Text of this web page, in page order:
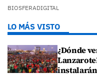
BIOSFERADIGITAL
LO MÁS VISTO
¿Dónde